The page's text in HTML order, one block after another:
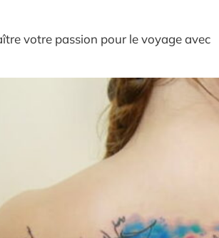
votre passion pour le voyage avec